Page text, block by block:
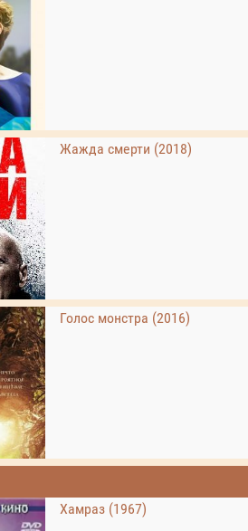
Жажда смерти (2018)
Голос монстра (2016)
Хамраз (1967)